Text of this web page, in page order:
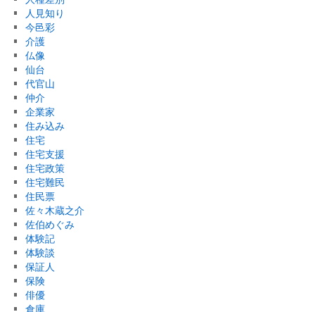
人見知り
今邑彩
介護
仏像
仙台
代官山
仲介
企業家
住み込み
住宅
住宅支援
住宅政策
住宅難民
住民票
佐々木蔵之介
佐伯めぐみ
体験記
体験談
保証人
保険
俳優
倉庫